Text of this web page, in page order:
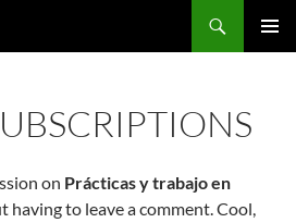
on Prácticas y trabajo en
having to leave a comment. Cool,